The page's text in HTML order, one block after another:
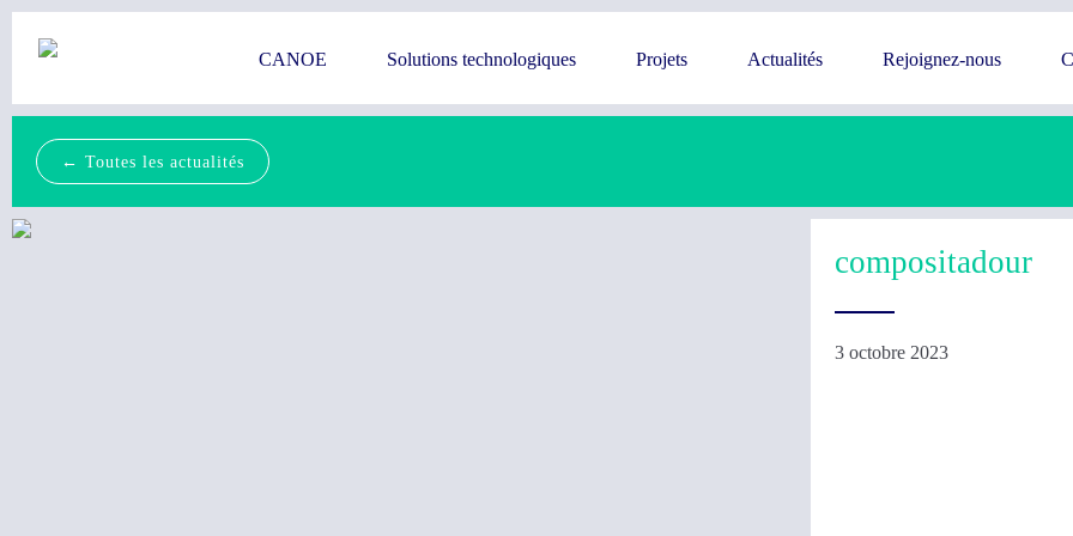
CANOE Solutions technologiques Projets Actualités Rejoignez-nous
← Toutes les actualités
compositadour
3 octobre 2023